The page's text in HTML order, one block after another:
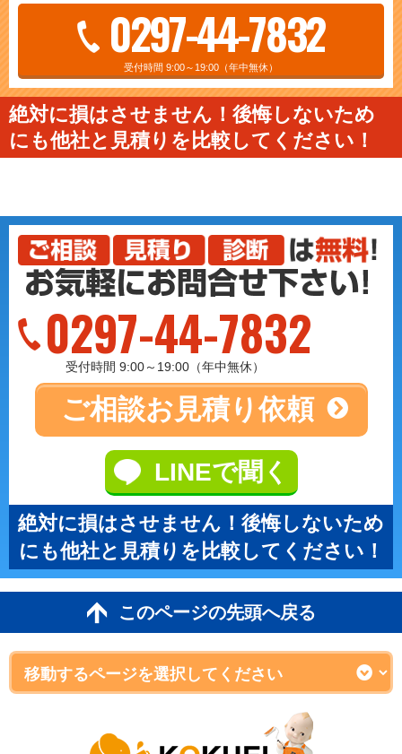
0297-44-7832
受付時間 9:00～19:00（年中無休）
絶対に損はさせません！後悔しないため
にも他社と見積りを比較してください！
0297-44-7832
受付時間 9:00～19:00（年中無休）
ご相談お見積り依頼
LINEで聞く
絶対に損はさせません！後悔しないため
にも他社と見積りを比較してください！
このページの先頭へ戻る